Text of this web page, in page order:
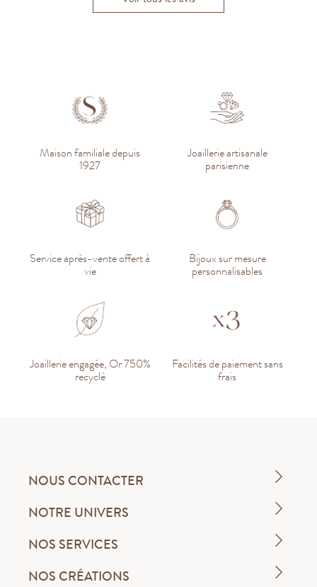
Maison familiale depuis
1927
Joaillerie artisanale
parisienne
Service après-vente offert à
vie
Bijoux sur mesure
personnalisables
Joaillerie engagée, Or 750%
recyclé
Facilités de paiement sans
frais
NOUS CONTACTER
NOTRE UNIVERS
NOS SERVICES
NOS CRÉATIONS